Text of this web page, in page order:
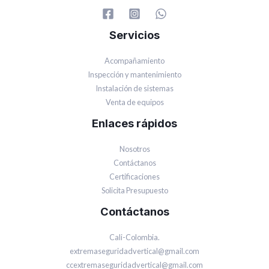
Servicios
Acompañamiento
Inspección y mantenimiento
Instalación de sistemas
Venta de equipos
Enlaces rápidos
Nosotros
Contáctanos
Certificaciones
Solicita Presupuesto
Contáctanos
Cali-Colombia.
extremaseguridadvertical@gmail.com
ccextremaseguridadvertical@gmail.com